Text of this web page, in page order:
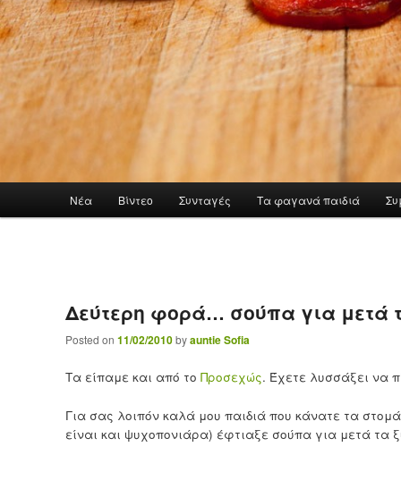
Skip to primary content
Νέα Βίντεο Συνταγές Τα φαγανά παιδιά
Δεύτερη φορά… σούπα για μετά
Posted on 11/02/2010byauntie Sofia
Τα είπαμε και από το Προσεχώς. Έχετε λυσσάξει να
Για σας λοιπόν καλά μου παιδιά που κάνατε τα
είναι και ψυχοπονιάρα) έφτιαξε σούπα για μετά τα